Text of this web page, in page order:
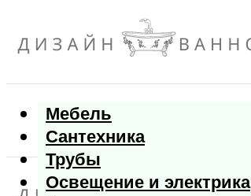
Мебель
Сантехника
Трубы
Освещение и электрика